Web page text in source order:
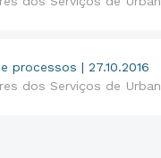
processos | 27.10.2016
dos Serviços de